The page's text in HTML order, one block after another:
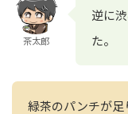
茶太郎
逆に
た。
緑茶のパンチが足